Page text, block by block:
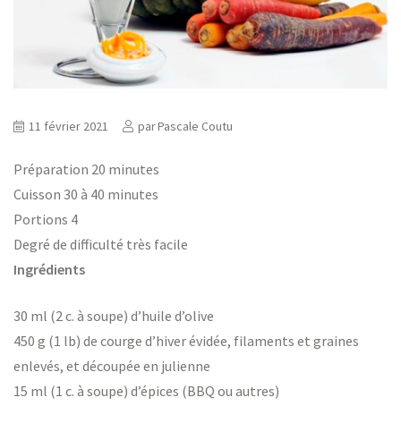
11 février 2021 parPascale Coutu
Préparation 20 minutes
Cuisson 30 à 40 minutes
Portions 4
Degré de difficulté très facile
Ingrédients
30 ml (2 c. à soupe) d’huile d’olive
450 g (1 lb) de courge d’hiver évidée, filaments et graines
enlevés, et découpée en julienne
15 ml (1 c. à soupe) d’épices (BBQ ou autres)